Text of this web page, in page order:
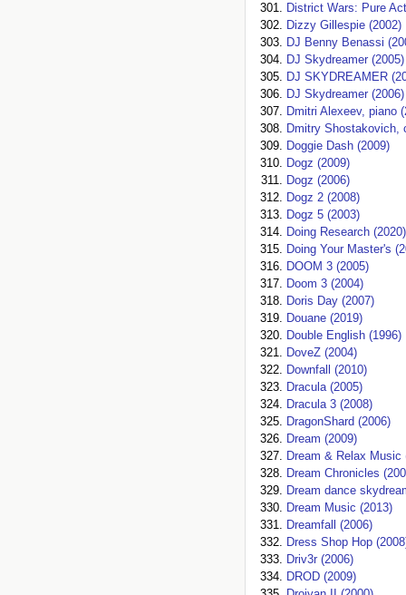
District Wars: Pure
Dizzy Gillespie (2002)
DJ Benny Benassi
DJ Skydreamer (2005)
DJ SKYDREAMER
DJ Skydreamer (2006)
Dmitri Alexeev, piano
Dmitry Shostakovich,
Doggie Dash (2009)
Dogz (2009)
Dogz (2006)
Dogz 2 (2008)
Dogz 5 (2003)
Doing Research (2020)
Doing Your Master's
DOOM 3 (2005)
Doom 3 (2004)
Doris Day (2007)
Douane (2019)
Double English (1996)
DoveZ (2004)
Downfall (2010)
Dracula (2005)
Dracula 3 (2008)
DragonShard (2006)
Dream (2009)
Dream & Relax Music
Dream Chronicles
Dream dance
Dream Music (2013)
Dreamfall (2006)
Dress Shop Hop
Driv3r (2006)
DROD (2009)